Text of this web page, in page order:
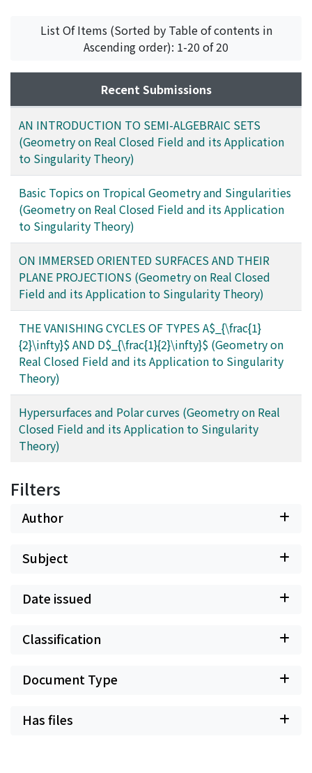
List Of Items (Sorted by Table of contents in
Ascending order): 1-20 of 20
Recent Submissions
AN INTRODUCTION TO SEMI-ALGEBRAIC SETS
(Geometry on Real Closed Field and its Application
to Singularity Theory)
Basic Topics on Tropical Geometry and Singularities
(Geometry on Real Closed Field and its Application
to Singularity Theory)
ON IMMERSED ORIENTED SURFACES AND THEIR
PLANE PROJECTIONS (Geometry on Real Closed
Field and its Application to Singularity Theory)
THE VANISHING CYCLES OF TYPES A$_{\frac{1}
{2}\infty}$ AND D$_{\frac{1}{2}\infty}$ (Geometry on
Real Closed Field and its Application to Singularity
Theory)
Hypersurfaces and Polar curves (Geometry on Real
Closed Field and its Application to Singularity
Theory)
Filters
Author
Subject
Date issued
Classification
Document Type
Has files